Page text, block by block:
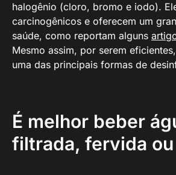
halogênio (cloro, bromo e iodo).
carcinogênicos e oferecem um
saúde, como reportam alguns
Mesmo assim, por serem
uma das principais formas de
É melhor beber
filtrada, fervida